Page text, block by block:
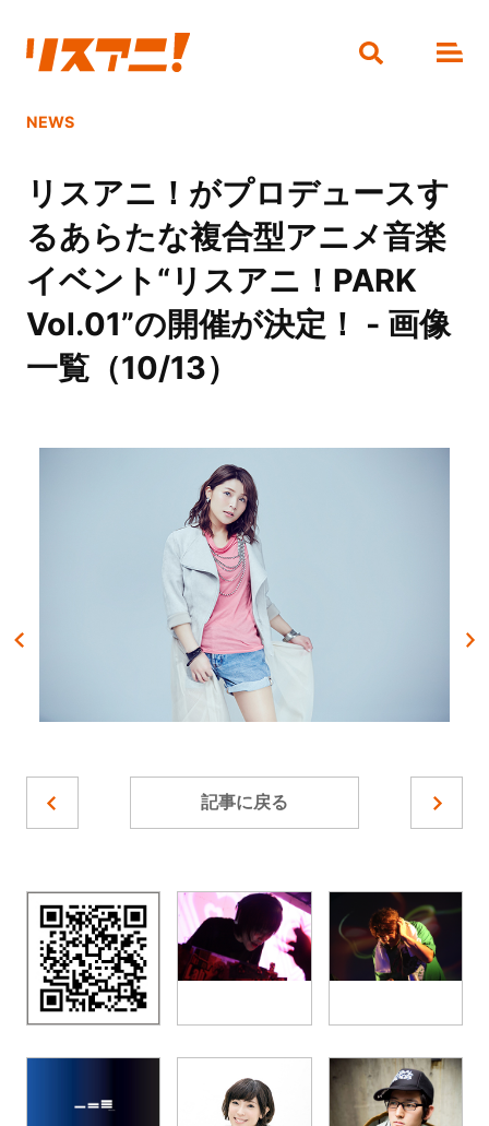
NEWS
リスアニ！がプロデュースす
るあらたな複合型アニメ音楽
イベント“リスアニ！PARK
Vol.01”の開催が決定！ - 画像
一覧（10/13）
記事に戻る